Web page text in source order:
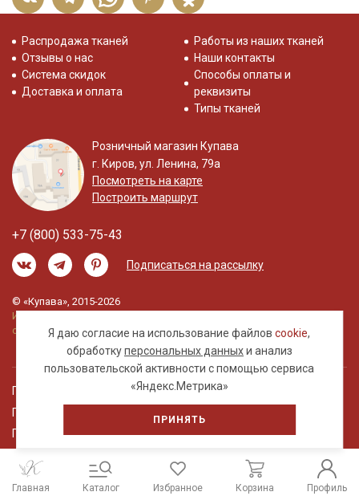
Я даю согласие на использование файловcookie,
обработкуперсональных данныхи анализ
пользовательской активности с помощью сервиса
«Яндекс.Метрика»
ПРИНЯТЬ
Распродажа тканей
Отзывы о нас
Система скидок
Доставка и оплата
Работы из наших тканей
Наши контакты
Способы оплаты и
реквизиты
Типы тканей
Розничный магазин Купава
г. Киров, ул. Ленина, 79а
Посмотреть на карте
Построить маршрут
+7 (800) 533-75-43
Подписаться на рассылку
© «Купава», 2015-2026
Информация на сайте не является публичной
офертой.
Правовая информация
Политика обработки персональных данных
Пользовательское соглашение
Главная Каталог Избранное Корзина Профиль